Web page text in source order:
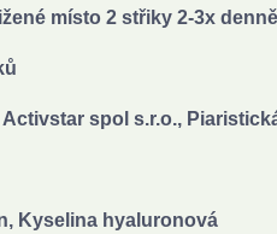
místo 2 střiky 2-3x
spol s.r.o.,
Kyselina hyaluronová